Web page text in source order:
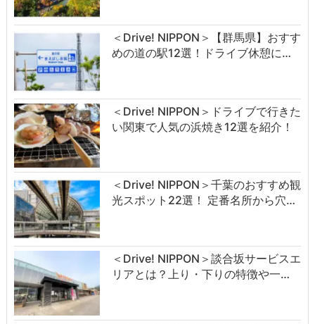
＜Drive! NIPPON＞【群馬県】おすす
めの道の駅12選！ドライブ休憩に…
＜Drive! NIPPON＞ドライブで行きた
い関東で人気の浜焼き12選を紹介！
＜Drive! NIPPON＞千葉のおすすめ観
光スポット22選！ 定番名所から穴…
＜Drive! NIPPON＞談合坂サービスエ
リアとは？上り・下りの特徴や一…